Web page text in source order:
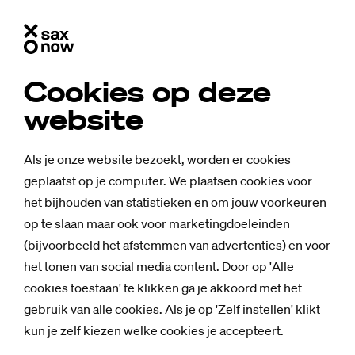
Cookies op deze
website
Als je onze website bezoekt, worden er cookies
geplaatst op je computer. We plaatsen cookies voor
het bijhouden van statistieken en om jouw voorkeuren
op te slaan maar ook voor marketingdoeleinden
(bijvoorbeeld het afstemmen van advertenties) en voor
het tonen van social media content. Door op 'Alle
cookies toestaan' te klikken ga je akkoord met het
gebruik van alle cookies. Als je op 'Zelf instellen' klikt
kun je zelf kiezen welke cookies je accepteert.